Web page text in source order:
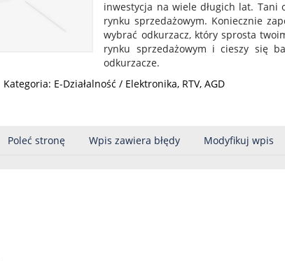
inwestycja na wiele długich lat.
rynku sprzedażowym. Koniecznie
wybrać odkurzacz, który sprosta
rynku sprzedażowym i cieszy się
odkurzacze.
Kategoria: E-Działalność / Elektronika, RTV, AGD
Poleć stronę Wpis zawiera błędy Modyfikuj wpis